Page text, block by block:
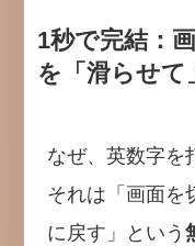
1秒で完結：
を「滑らせて
なぜ、英数字を
それは「画面を
に戻す」という